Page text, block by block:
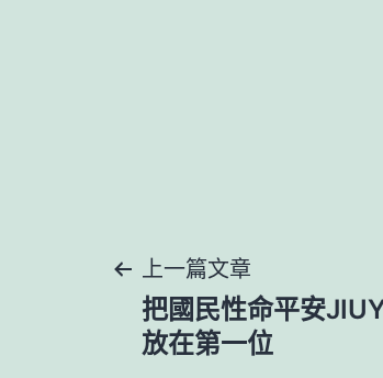
文
章
上一篇文章
把國民性命平安
放在第一位